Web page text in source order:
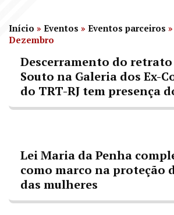
Início » Eventos » Eventos parceiros »
Dezembro
Descerramento do
Souto na Galeria dos Ex-
do TRT-RJ tem presença
Lei Maria da Penha
como marco na proteção
das mulheres